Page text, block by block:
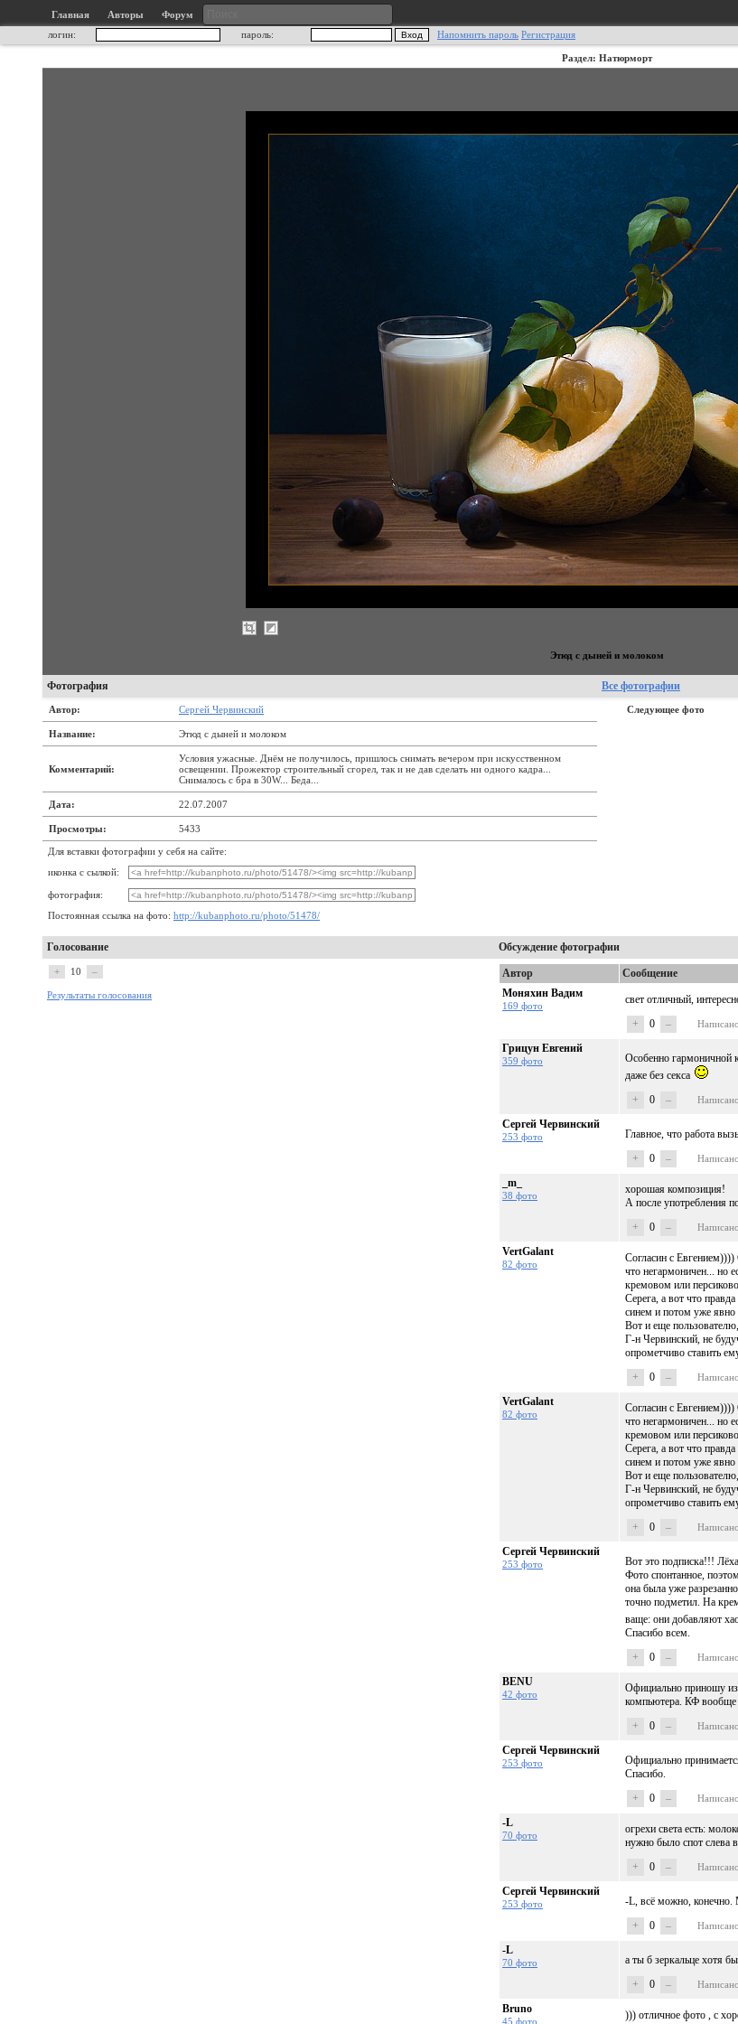
Главная Авторы
Форум
логин:
пароль: Напомнить пароль Регистрация
Раздел: Натюрморт
Этюд с дыней и молоком
Фотография Все фотографии
Автор: Сергей Червинский
Название: Этюд с дыней и молоком
Комментарий:
Условия ужасные. Днём не получилось, пришлось снимать вечером при искусственном
освещении. Прожектор строительный сгорел, так и не дав сделать ни одного кадра...
Снималось с бра в 30W... Беда...
Дата: 22.07.2007
Просмотры: 5433
Для вставки фотографии у себя на сайте:
иконка с сылкой:
фотография:
Постоянная ссылка на фото: http://kubanphoto.ru/photo/51478/
Следующее фото
Голосование Обсуждение фотографии
+ 10 –
Результаты голосования
Автор
Сообщение
Моняхин Вадим
169 фото
свет отличный,
+
0 – Написано
Грицун Евгений
359 фото
Особенно гармоничной
даже без секса
+
0 – Написано
Сергей Червинский
253 фото
Главное, что работа
+
0 – Написано
_m_
38 фото
хорошая композиция!
А после употребления
+
0 – Написано
VertGalant
82 фото
Согласин с
что негармоничен... но
кремовом или
Серега, а вот что
синем и потом уже
Вот и еще
Г-н Червинский, не
опрометчиво ставить
+
0 – Написано
VertGalant
82 фото
Согласин с
что негармоничен... но
кремовом или
Серега, а вот что
синем и потом уже
Вот и еще
Г-н Червинский, не
опрометчиво ставить
+
0 – Написано
Сергей Червинский
253 фото
Вот это подписка!!!
Фото спонтанное,
она была уже
точно подметил. На
ваще: они добавляют
Спасибо всем.
+
0 – Написано
BENU
42 фото
Официально приношу
компьютера. КФ вообще
+
0 – Написано
Сергей Червинский
253 фото Официально
Спасибо.
+
0 – Написано
-L
70 фото
огрехи света есть:
нужно было спот слева
+
0 – Написано
Сергей Червинский
253 фото -L, всё можно,
+
0 – Написано
-L
70 фото а ты б зеркальце хотя
+
0 – Написано
Bruno
45 фото ))) отличное фото , с